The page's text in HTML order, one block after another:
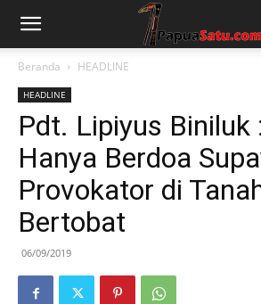
Beranda HEADLINE
HEADLINE
Pdt. Lipiyus Biniluk
Hanya Berdoa
Provokator di
Bertobat
06/09/2019